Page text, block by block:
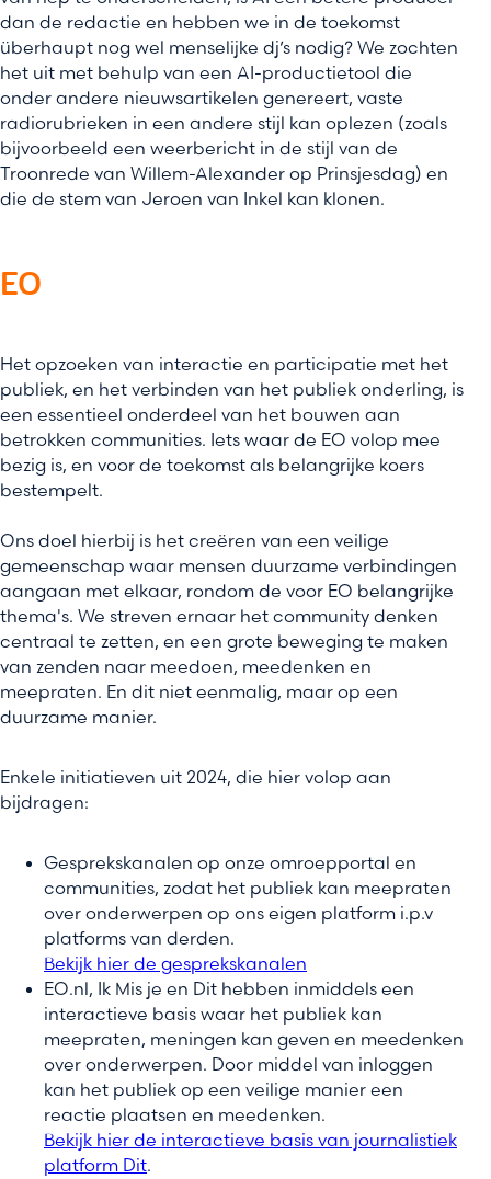
dan de redactie en hebben we in de toekomst
überhaupt nog wel menselijke dj’s nodig? We zochten
het uit met behulp van een AI-productietool die
onder andere nieuwsartikelen genereert, vaste
radiorubrieken in een andere stijl kan oplezen (zoals
bijvoorbeeld een weerbericht in de stijl van de
Troonrede van Willem-Alexander op Prinsjesdag) en
die de stem van Jeroen van Inkel kan klonen.
EO
Het opzoeken van interactie en participatie met het
publiek, en het verbinden van het publiek onderling, is
een essentieel onderdeel van het bouwen aan
betrokken communities. Iets waar de EO volop mee
bezig is, en voor de toekomst als belangrijke koers
bestempelt.
Ons doel hierbij is het creëren van een veilige
gemeenschap waar mensen duurzame verbindingen
aangaan met elkaar, rondom de voor EO belangrijke
thema's. We streven ernaar het community denken
centraal te zetten, en een grote beweging te maken
van zenden naar meedoen, meedenken en
meepraten. En dit niet eenmalig, maar op een
duurzame manier.
Enkele initiatieven uit 2024, die hier volop aan
bijdragen:
Gesprekskanalen op onze omroepportal en
communities, zodat het publiek kan meepraten
over onderwerpen op ons eigen platform i.p.v
platforms van derden.
Bekijk hier de gesprekskanalen
EO.nl, Ik Mis je en Dit hebben inmiddels een
interactieve basis waar het publiek kan
meepraten, meningen kan geven en meedenken
over onderwerpen. Door middel van inloggen
kan het publiek op een veilige manier een
reactie plaatsen en meedenken.
Bekijk hier de interactieve basis van journalistiek
platform Dit(new window)
.